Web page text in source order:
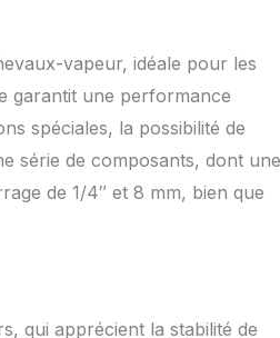
vapeur, idéale pour les
garantit une performance
spéciales, la possibilité de
série de composants, dont une
de 1/4″ et 8 mm, bien que
qui apprécient la stabilité de